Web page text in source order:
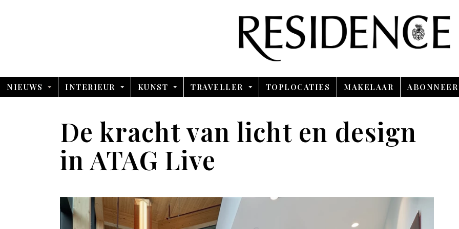
NIEUWS INTERIEUR KUNST TRAVELLER TOPLOCATIES MAKELAAR ABONNEER
De kracht van licht en design
in ATAG Live